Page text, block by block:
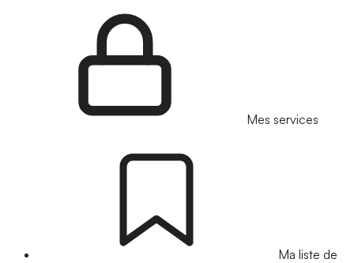
Mes services
Ma liste de